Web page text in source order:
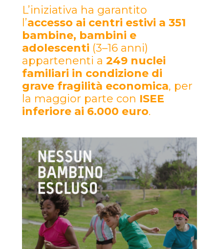
L’iniziativa ha garantito
l’accesso ai centri estivi a 351
bambine, bambini e
adolescenti (3–16 anni)
appartenenti a 249 nuclei
familiari in condizione di
grave fragilità economica, per
la maggior parte con ISEE
inferiore ai 6.000 euro.